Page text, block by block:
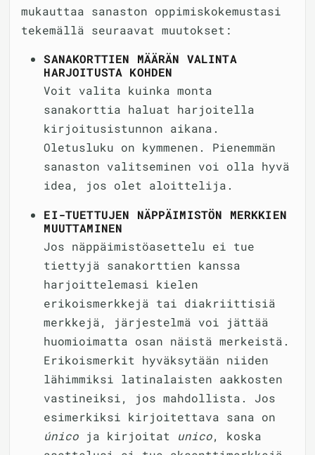
mukauttaa sanaston oppimiskokemustasi
tekemällä seuraavat muutokset:
SANAKORTTIEN MÄÄRÄN VALINTA
HARJOITUSTA KOHDEN
Voit valita kuinka monta
sanakorttia haluat harjoitella
kirjoitusistunnon aikana.
Oletusluku on kymmenen. Pienemmän
sanaston valitseminen voi olla hyvä
idea, jos olet aloittelija.
EI-TUETTUJEN NÄPPÄIMISTÖN MERKKIEN
MUUTTAMINEN
Jos näppäimistöasettelu ei tue
tiettyjä sanakorttien kanssa
harjoittelemasi kielen
erikoismerkkejä tai diakriittisiä
merkkejä, järjestelmä voi jättää
huomioimatta osan näistä merkeistä.
Erikoismerkit hyväksytään niiden
lähimmiksi latinalaisten aakkosten
vastineiksi, jos mahdollista. Jos
esimerkiksi kirjoitettava sana on
único ja kirjoitat unico, koska